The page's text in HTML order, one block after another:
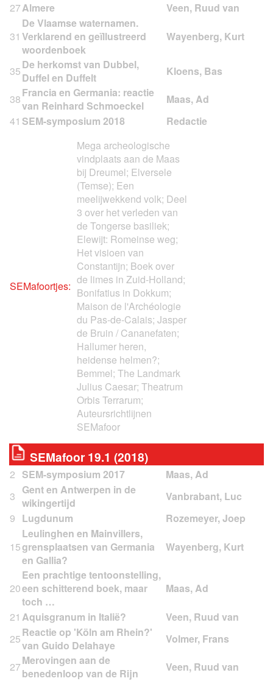
27Almere
31
De Vlaamse waternamen.
Verklarend en geïllustreerd
woordenboek
35De herkomst van Dubbel,
Duffel en Duffelt
38Francia en Germania: reactie
van Reinhard Schmoeckel
41 SEM-symposium 2018
SEMafoortjes:
Mega archeologische
vindplaats aan de Maas
bij Dreumel; Elversele
(Temse); Een
meelijwekkend volk; Deel
3 over het verleden van
de Tongerse basiliek;
Elewijt: Romeinse weg;
Het visioen van
Constantijn; Boek over
de limes in Zuid-Holland;
Bonifatius in Dokkum;
Maison de l'Archéologie
du Pas-de-Calais; Jasper
de Bruin / Cananefaten;
Hallumer heren,
heidense helmen?;
Bemmel; The Landmark
Julius Caesar; Theatrum
Orbis Terrarum;
Auteursrichtlijnen
SEMafoor
SEMafoor 19.1 (2018)
2 SEM-symposium 2017
3 Gent en Antwerpen in de
wikingertijd
9 Lugdunum
15
Leulinghen en Mainvillers,
grensplaatsen van Germania
en Gallia?
20
Een prachtige tentoonstelling,
een schitterend boek, maar
toch …
21 Aquisgranum in Italië?
25Reactie op 'Köln am Rhein?'
van Guido Delahaye
27Merovingen aan de
benedenloop van de Rijn